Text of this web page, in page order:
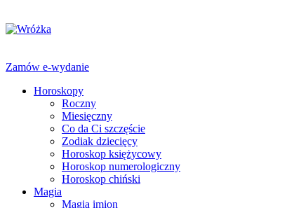
Zamów e-wydanie
Horoskopy
Roczny
Miesięczny
Co da Ci szczęście
Zodiak dziecięcy
Horoskop księżycowy
Horoskop numerologiczny
Horoskop chiński
Magia
Magia imion